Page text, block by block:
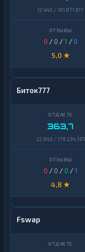
12 440 / 181 871 817
0 / 0 /1 /0
5,0 ★
Биток777
363,7
22 843 / 178 234 381
0 / 0 /0 /1
4,8 ★
Fswap